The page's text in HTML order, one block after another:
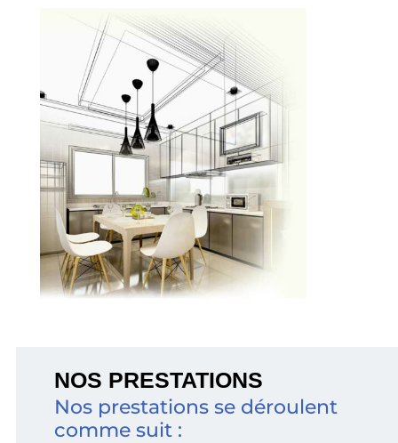
NOS PRESTATIONS
Nos prestations se déroulent
comme suit :